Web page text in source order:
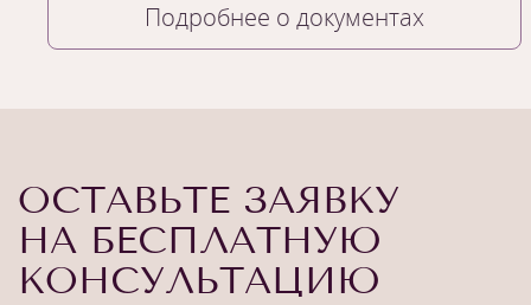
Подробнее о документах
ОСТАВЬТЕ ЗАЯВКУ
НА БЕСПЛАТНУЮ
КОНСУЛЬТАЦИЮ